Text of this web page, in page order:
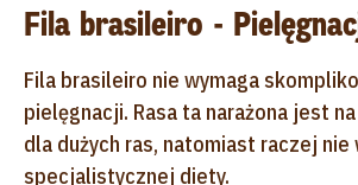
Fila brasileiro -
Fila brasileiro nie wymaga
pielęgnacji. Rasa ta narażona jest
dla dużych ras, natomiast raczej nie
specjalistycznej diety.